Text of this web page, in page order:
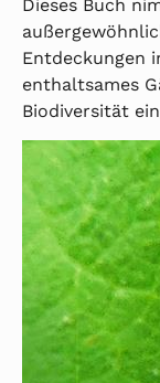
Dieses Buch
Entdeckungen
enthaltsames
Biodiversität